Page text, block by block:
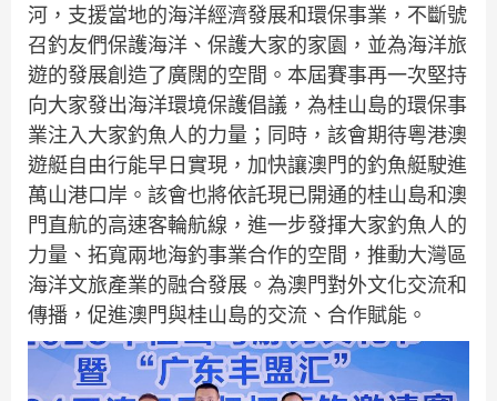
河，支援當地的海洋經濟發展和環保事業，不斷號
召釣友們保護海洋、保護大家的家園，並為海洋旅
遊的發展創造了廣闊的空間。本屆賽事再一次堅持
向大家發出海洋環境保護倡議，為桂山島的環保事
業注入大家釣魚人的力量；同時，該會期待粵港澳
遊艇自由行能早日實現，加快讓澳門的釣魚艇駛進
萬山港口岸。該會也將依託現已開通的桂山島和澳
門直航的高速客輪航線，進一步發揮大家釣魚人的
力量、拓寬兩地海釣事業合作的空間，推動大灣區
海洋文旅產業的融合發展。為澳門對外文化交流和
傳播，促進澳門與桂山島的交流、合作賦能。